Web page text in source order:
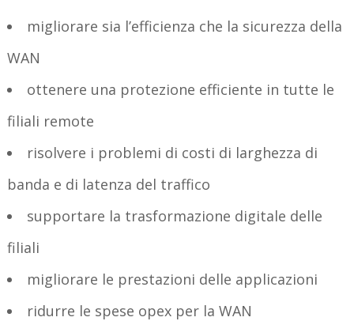
migliorare sia l’efficienza che la sicurezza della
WAN
ottenere una protezione efficiente in tutte le
filiali remote
risolvere i problemi di costi di larghezza di
banda e di latenza del traffico
supportare la trasformazione digitale delle
filiali
migliorare le prestazioni delle applicazioni
ridurre le spese opex per la WAN